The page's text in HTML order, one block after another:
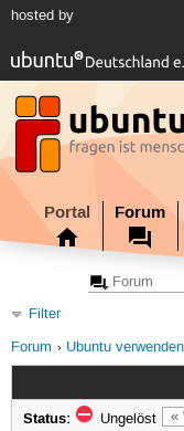
hosted by
Portal Forum
Filter
Forum
Ubuntu verwenden
«
Status:
Ungelöst